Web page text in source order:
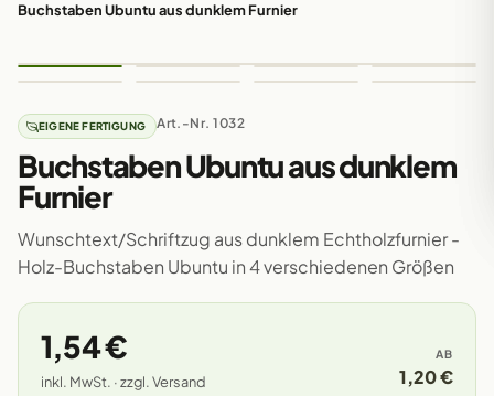
Buchstaben Ubuntu aus dunklem Furnier
EIGENE FERTIGUNG Art.-Nr. 1032
Buchstaben Ubuntu aus dunklem
Furnier
Wunschtext/Schriftzug aus dunklem Echtholzfurnier -
Holz-Buchstaben Ubuntu in 4 verschiedenen Größen
1,54 €
inkl. MwSt. · zzgl. Versand
AB
1,20 €